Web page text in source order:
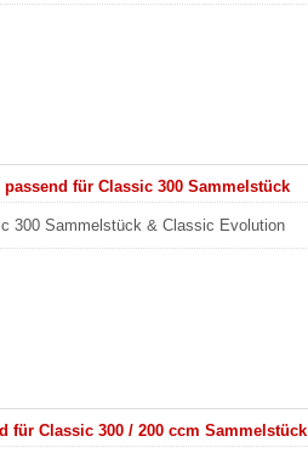
für Classic 300 Sammelstück
300 Sammelstück & Classic Evolution
für Classic 300 / 200 ccm Sammelstück